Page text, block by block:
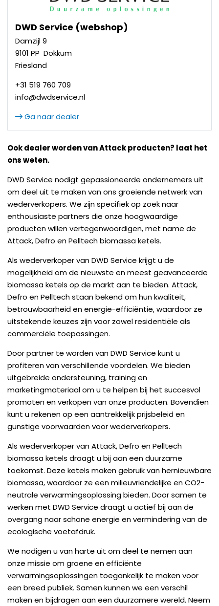
DWD Service (webshop)
Damzijl 9
9101 PP Dokkum
Friesland
+31 519 760 709
info@dwdservice.nl
Ga naar dealer
Ook dealer worden van Attack producten? laat het
ons weten.
DWD Service nodigt gepassioneerde ondernemers uit
om deel uit te maken van ons groeiende netwerk van
wederverkopers. We zijn specifiek op zoek naar
enthousiaste partners die onze hoogwaardige
producten willen vertegenwoordigen, met name de
Attack, Defro en Pelltech biomassa ketels.
Als wederverkoper van DWD Service krijgt u de
mogelijkheid om de nieuwste en meest geavanceerde
biomassa ketels op de markt aan te bieden. Attack,
Defro en Pelltech staan bekend om hun kwaliteit,
betrouwbaarheid en energie-efficiëntie, waardoor ze
uitstekende keuzes zijn voor zowel residentiële als
commerciële toepassingen.
Door partner te worden van DWD Service kunt u
profiteren van verschillende voordelen. We bieden
uitgebreide ondersteuning, training en
marketingmateriaal om u te helpen bij het succesvol
promoten en verkopen van onze producten. Bovendien
kunt u rekenen op een aantrekkelijk prijsbeleid en
gunstige voorwaarden voor wederverkopers.
Als wederverkoper van Attack, Defro en Pelltech
biomassa ketels draagt u bij aan een duurzame
toekomst. Deze ketels maken gebruik van hernieuwbare
biomassa, waardoor ze een milieuvriendelijke en CO2-
neutrale verwarmingsoplossing bieden. Door samen te
werken met DWD Service draagt u actief bij aan de
overgang naar schone energie en vermindering van de
ecologische voetafdruk.
We nodigen u van harte uit om deel te nemen aan
onze missie om groene en efficiënte
verwarmingsoplossingen toegankelijk te maken voor
een breed publiek. Samen kunnen we een verschil
maken en bijdragen aan een duurzamere wereld. Neem